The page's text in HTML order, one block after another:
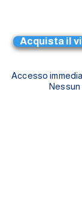
Acquista il
Accesso